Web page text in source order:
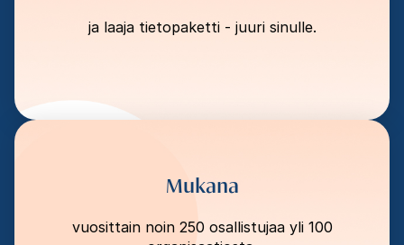
ja laaja tietopaketti - juuri sinulle.
Mukana
vuosittain noin 250 osallistujaa yli 100